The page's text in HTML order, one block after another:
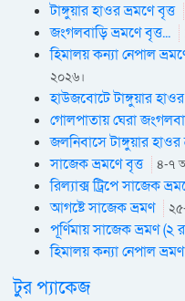
টাঙ্গুয়ার হাওর ভ্রমণে বৃত্ত
জংগলবাড়ি ভ্রমণে বৃত্ত...
হিমালয় কন্যা নেপাল
২০২৬।
হাউজবোটে টাঙ্গুয়ার
গোলপাতায় ঘেরা
জলনিবাসে টাঙ্গুয়ার হাওর
সাজেক ভ্রমণে বৃত্ত ৪-৭
রিল্যাক্স ট্রিপে সাজেক
আগষ্টে সাজেক ভ্রমণ
পূর্ণিমায় সাজেক ভ্রমণ (২
হিমালয় কন্যা নেপাল
টুর প্যাকেজ